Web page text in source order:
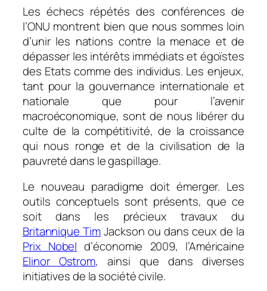
Les échecs répétés des conférences de
l’ONU montrent bien que nous sommes loin
d’unir les nations contre la menace et de
dépasser les intérêts immédiats et égoïstes
des Etats comme des individus. Les enjeux,
tant pour la gouvernance internationale et
nationale que pour l’avenir
macroéconomique, sont de nous libérer du
culte de la compétitivité, de la croissance
qui nous ronge et de la civilisation de la
pauvreté dans le gaspillage.
Le nouveau paradigme doit émerger. Les
outils conceptuels sont présents, que ce
soit dans les précieux travaux du
Britannique TimJackson ou dans ceux de la
Prix Nobel d’économie 2009, l’Américaine
Elinor Ostrom, ainsi que dans diverses
initiatives de la société civile.